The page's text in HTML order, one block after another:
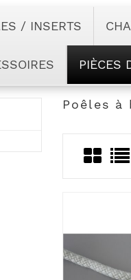
/ INSERTS
PIÈCES
Poêles à bois
Poêles à